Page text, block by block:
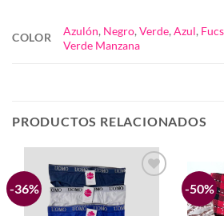
COLOR
Azulón, Negro,Verde,Azul,
Verde Manzana
PRODUCTOS RELACIONADOS
-36% -50%